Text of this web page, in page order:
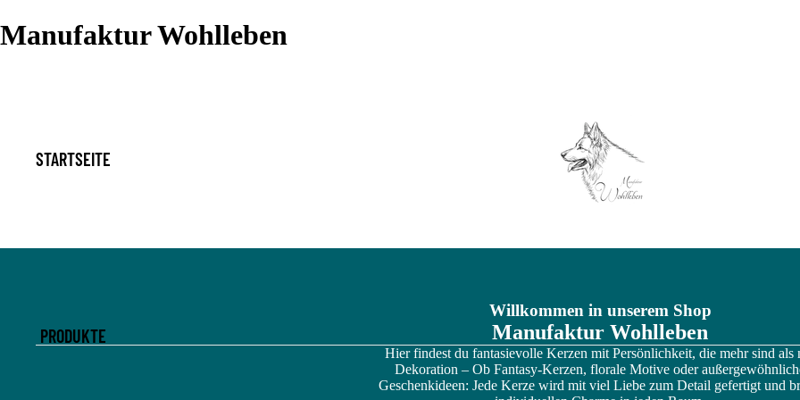
Manufaktur Wohlleben
STARTSEITE
PRODUKTE
Willkommen in unserem Shop
Manufaktur Wohlleben
Hier findest du fantasievolle Kerzen mit Persönlichkeit, die mehr sind als
Dekoration – Ob Fantasy-Kerzen, florale Motive oder
Geschenkideen: Jede Kerze wird mit viel Liebe zum Detail gefertigt und